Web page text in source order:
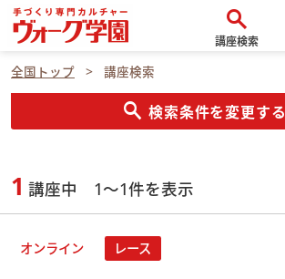
search
講座検索
全国トップ 講座検索
search 検索条件を変更する
1 講座中 1～1件を表示
オンライン レース